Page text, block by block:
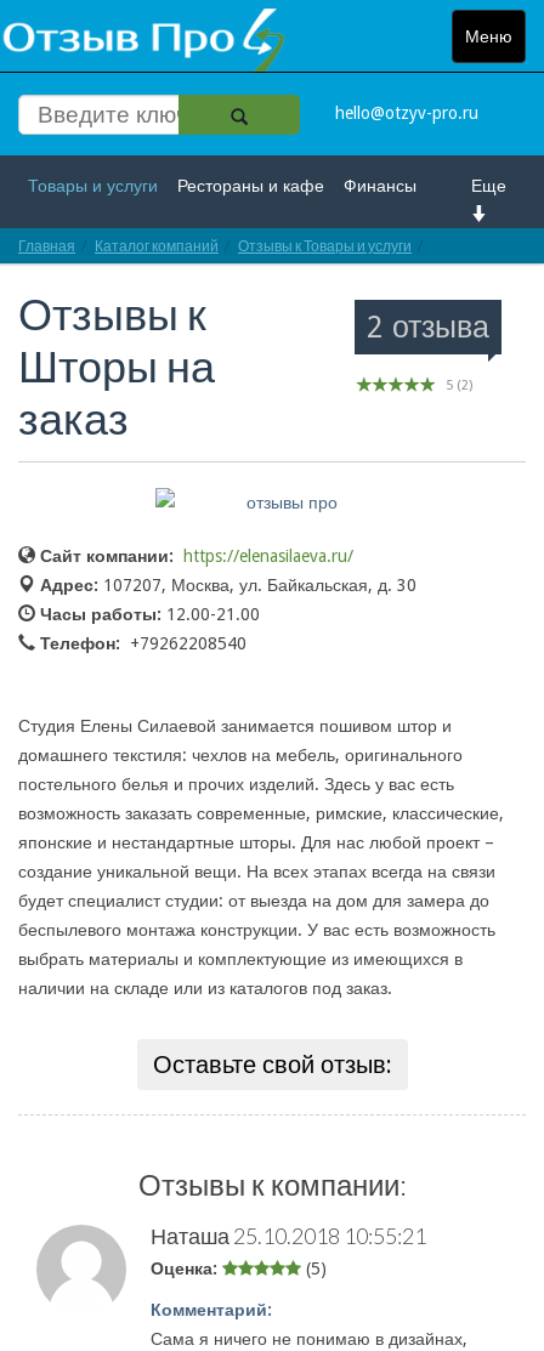
Меню
Toggle
hello@otzyv-pro.ru
Еще
Товары и услуги Рестораны и кафе Финансы
Красота и здоровье Спорт и развлечение
Интернет Путешествие и отдых
Недвижимость Работа
Личности Логистика
Главная Каталог компаний Отзывы к Товары и услуги
2 отзыва
5 (2)
Отзывы к
Шторы на
заказ
Сайт компании:
https://elenasilaeva.ru/
Адрес: 107207, Москва, ул. Байкальская, д. 30
Часы работы: 12.00-21.00
Телефон:
+79262208540
Студия Елены Силаевой занимается пошивом штор и
домашнего текстиля: чехлов на мебель, оригинального
постельного белья и прочих изделий. Здесь у вас есть
возможность заказать современные, римские, классические,
японские и нестандартные шторы. Для нас любой проект –
создание уникальной вещи. На всех этапах всегда на связи
будет специалист студии: от выезда на дом для замера до
беспылевого монтажа конструкции. У вас есть возможность
выбрать материалы и комплектующие из имеющихся в
наличии на складе или из каталогов под заказ.
Оставьте свой отзыв:
Отзывы к компании:
Наташа 25.10.2018 10:55:21
Оценка: (5)
Комментарий:
Сама я ничего не понимаю в дизайнах,